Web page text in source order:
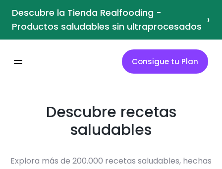
Descubre la Tienda Realfooding -
Productos saludables sin ultraprocesados ›
Consigue tu Plan
Descubre recetas
saludables
Explora más de 200.000 recetas saludables, hechas